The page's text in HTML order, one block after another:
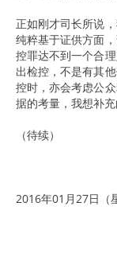
正如刚才司长所说
纯粹基于证供方面
控罪达不到一个合
出检控，不是有其
控时，亦会考虑公
据的考量，我想补充
（待续）
2016年01月27日（